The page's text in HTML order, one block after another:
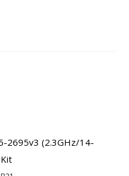
2695v3 (2.3GHz/14-